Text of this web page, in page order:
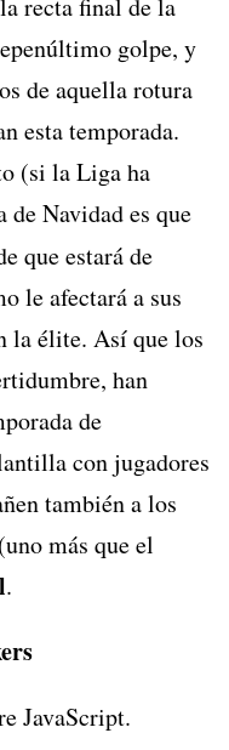
recta final de la
golpe, y
de aquella rotura
esta temporada.
(si la Liga ha
Navidad es que
que estará de
le afectará a sus
la élite. Así que los
han
de
con jugadores
también a los
más que el
.
JavaScript.